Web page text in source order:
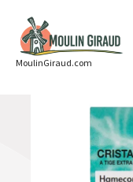
contenu
MoulinGiraud.com